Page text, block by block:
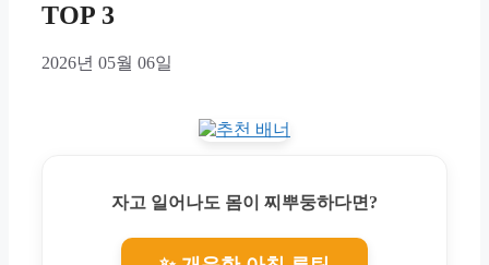
TOP 3
2026년 05월 06일
자고 일어나도 몸이 찌뿌둥하다면?